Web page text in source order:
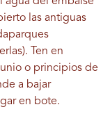
las antiguas
Ten en
o principios de
a bajar
en bote.